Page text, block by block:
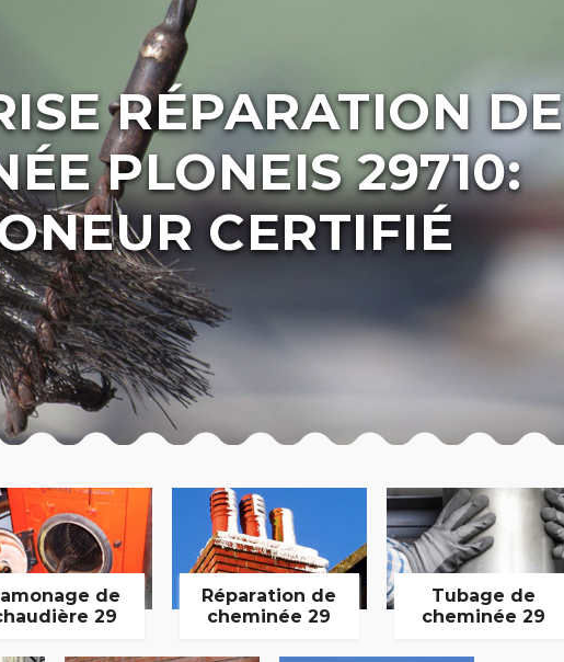
RÉPARATION DE
PLONEIS 29710:
CERTIFIÉ
de
29
Réparation de
cheminée 29
Tubage de
cheminée 29